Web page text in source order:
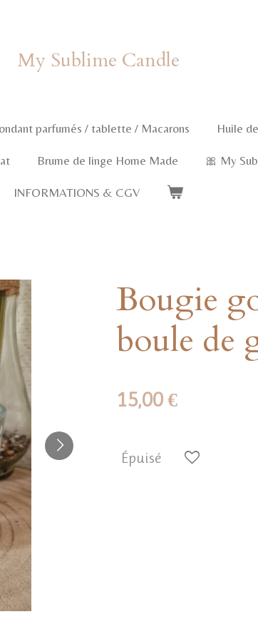
My Sublime Candle
parfumés / tablette / Macarons Huile
Brume de linge Home Made 🎀 My
INFORMATIONS & CGV
Bougie
boule de
15,00 €
Épuisé